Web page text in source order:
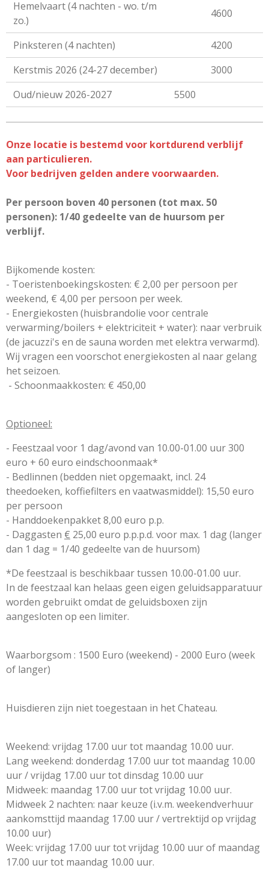
Hemelvaart (4 nachten - wo. t/m
zo.)
4600
Pinksteren (4 nachten)
4200
Kerstmis 2026 (24-27 december)
3000
Oud/nieuw 2026-2027
5500
Onze locatie is bestemd voor kortdurend verblijf
aan particulieren.
Voor bedrijven gelden andere voorwaarden.
Per persoon boven 40 personen (tot max. 50
personen): 1/40 gedeelte van de huursom per
verblijf.
Bijkomende kosten:
- Toeristenboekingskosten: € 2,00 per persoon per
weekend, € 4,00 per persoon per week.
- Energiekosten (huisbrandolie voor centrale
verwarming/boilers + elektriciteit + water): naar verbruik
(de jacuzzi's en de sauna worden met elektra verwarmd).
Wij vragen een voorschot energiekosten al naar gelang
het seizoen.
- Schoonmaakkosten: € 450,00
Optioneel:
- Feestzaal voor 1 dag/avond van 10.00-01.00 uur 300
euro + 60 euro eindschoonmaak*
- Bedlinnen (bedden niet opgemaakt, incl. 24
theedoeken, koffiefilters en vaatwasmiddel): 15,50 euro
per persoon
- Handdoekenpakket 8,00 euro p.p.
- Daggasten € 25,00 euro p.p.p.d. voor max. 1 dag (langer
dan 1 dag = 1/40 gedeelte van de huursom)
*De feestzaal is beschikbaar tussen 10.00-01.00 uur.
In de feestzaal kan helaas geen eigen geluidsapparatuur
worden gebruikt omdat de geluidsboxen zijn
aangesloten op een limiter.
Waarborgsom : 1500 Euro (weekend) - 2000 Euro (week
of langer)
Huisdieren zijn niet toegestaan in het Chateau.
Weekend: vrijdag 17.00 uur tot maandag 10.00 uur.
Lang weekend: donderdag 17.00 uur tot maandag 10.00
uur / vrijdag 17.00 uur tot dinsdag 10.00 uur
Midweek: maandag 17.00 uur tot vrijdag 10.00 uur.
Midweek 2 nachten: naar keuze (i.v.m. weekendverhuur
aankomsttijd maandag 17.00 uur / vertrektijd op vrijdag
10.00 uur)
Week: vrijdag 17.00 uur tot vrijdag 10.00 uur of maandag
17.00 uur tot maandag 10.00 uur.